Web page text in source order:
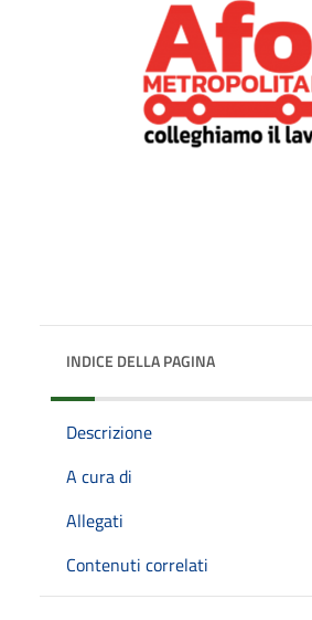
INDICE DELLA PAGINA
Descrizione
A cura di
Allegati
Contenuti correlati